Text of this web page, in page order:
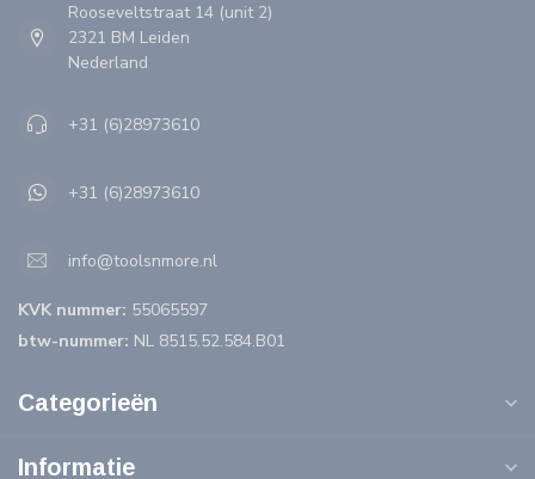
Rooseveltstraat 14 (unit 2)
2321 BM Leiden
Nederland
+31 (6)28973610
+31 (6)28973610
info@toolsnmore.nl
KVK nummer: 55065597
btw-nummer: NL 8515.52.584.B01
Categorieën
Informatie